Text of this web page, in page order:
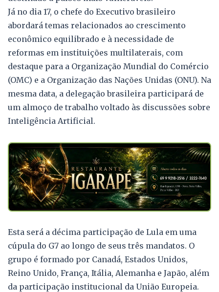
Já no dia 17, o chefe do Executivo brasileiro
abordará temas relacionados ao crescimento
econômico equilibrado e à necessidade de
reformas em instituições multilaterais, com
destaque para a Organização Mundial do Comércio
(OMC) e a Organização das Nações Unidas (ONU). Na
mesma data, a delegação brasileira participará de
um almoço de trabalho voltado às discussões sobre
Inteligência Artificial.
Esta será a décima participação de Lula em uma
cúpula do G7 ao longo de seus três mandatos. O
grupo é formado por Canadá, Estados Unidos,
Reino Unido, França, Itália, Alemanha e Japão, além
da participação institucional da União Europeia.